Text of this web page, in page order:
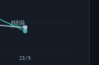
営業CF
純利益
25/9